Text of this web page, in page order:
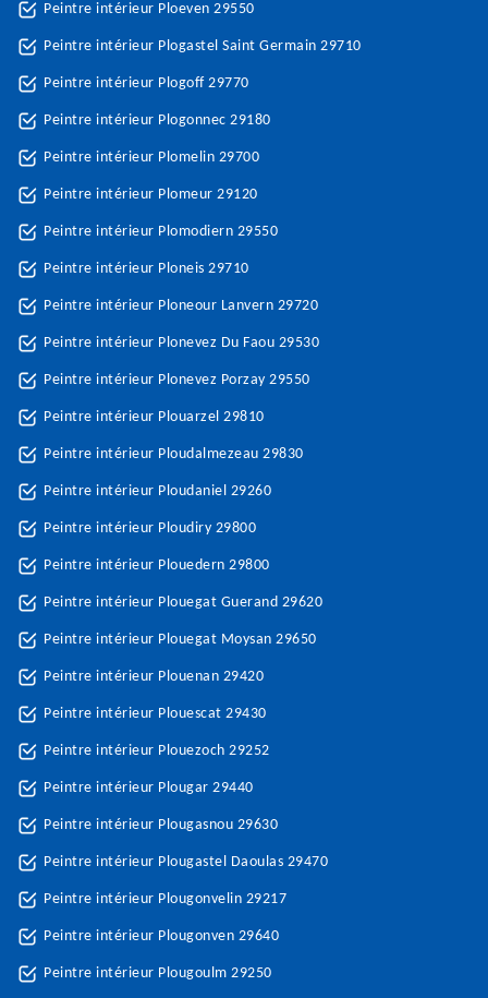
Peintre intérieur Ploeven 29550
Peintre intérieur Plogastel Saint Germain 29710
Peintre intérieur Plogoff 29770
Peintre intérieur Plogonnec 29180
Peintre intérieur Plomelin 29700
Peintre intérieur Plomeur 29120
Peintre intérieur Plomodiern 29550
Peintre intérieur Ploneis 29710
Peintre intérieur Ploneour Lanvern 29720
Peintre intérieur Plonevez Du Faou 29530
Peintre intérieur Plonevez Porzay 29550
Peintre intérieur Plouarzel 29810
Peintre intérieur Ploudalmezeau 29830
Peintre intérieur Ploudaniel 29260
Peintre intérieur Ploudiry 29800
Peintre intérieur Plouedern 29800
Peintre intérieur Plouegat Guerand 29620
Peintre intérieur Plouegat Moysan 29650
Peintre intérieur Plouenan 29420
Peintre intérieur Plouescat 29430
Peintre intérieur Plouezoch 29252
Peintre intérieur Plougar 29440
Peintre intérieur Plougasnou 29630
Peintre intérieur Plougastel Daoulas 29470
Peintre intérieur Plougonvelin 29217
Peintre intérieur Plougonven 29640
Peintre intérieur Plougoulm 29250